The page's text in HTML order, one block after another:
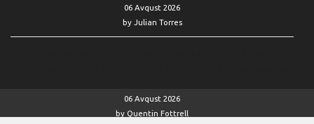
06 Avqust 2026
by Julian Torres
06 Avqust 2026
by Quentin Fottrell